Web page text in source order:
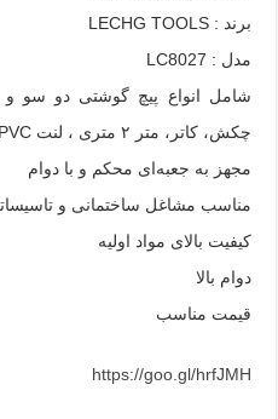
برند : LECHG TOOLS
مدل : LC8027
شامل انواع پیچ گوشتی دو سو و
چکش، کاتر، متر ۲ متری ، لنت PVC و انبر دست PVC و انبر دست
مجهز به جعبه‌ای محکم و با دوام
مناسب مشاغل ساختمانی و
کیفیت بالای مواد اولیه
دوام بالا
قیمت مناسب
https://goo.gl/hrfJMH